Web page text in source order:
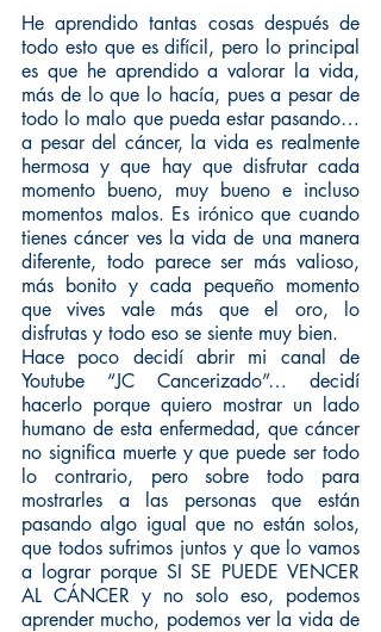
He aprendido tantas cosas después de
todo esto que es difícil, pero lo principal
es que he aprendido a valorar la vida,
más de lo que lo hacía, pues a pesar de
todo lo malo que pueda estar pasando…
a pesar del cáncer, la vida es realmente
hermosa y que hay que disfrutar cada
momento bueno, muy bueno e incluso
momentos malos. Es irónico que cuando
tienes cáncer ves la vida de una manera
diferente, todo parece ser más valioso,
más bonito y cada pequeño momento
que vives vale más que el oro, lo
disfrutas y todo eso se siente muy bien.
Hace poco decidí abrir mi canal de
Youtube “JC Cancerizado”… decidí
hacerlo porque quiero mostrar un lado
humano de esta enfermedad, que cáncer
no significa muerte y que puede ser todo
lo contrario, pero sobre todo para
mostrarles a las personas que están
pasando algo igual que no están solos,
que todos sufrimos juntos y que lo vamos
a lograr porque SI SE PUEDE VENCER
AL CÁNCER y no solo eso, podemos
aprender mucho, podemos ver la vida de